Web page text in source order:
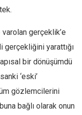
gerçeklik’e
gerçekliğini yarattığı
bir dönüşümdü
‘eski’
gözlemcilerini
bağlı olarak onun